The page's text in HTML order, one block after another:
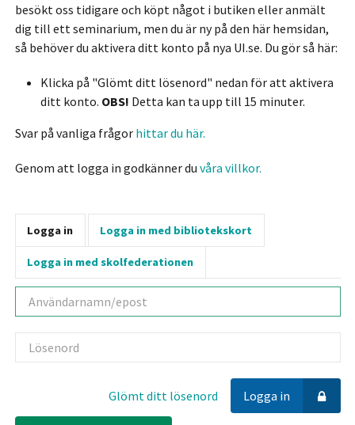
besökt oss tidigare och köpt något i butiken eller anmält
dig till ett seminarium, men du är ny på den här hemsidan,
så behöver du aktivera ditt konto på nya UI.se. Du gör så här:
Klicka på "Glömt ditt lösenord" nedan för att aktivera
ditt konto. OBS! Detta kan ta upp till 15 minuter.
Svar på vanliga frågor hittar du här.
Genom att logga in godkänner du våra villkor.
Logga in Logga in med bibliotekskort
Logga in med skolfederationen
Användarnamn
Lösenord
Logga in
Glömt ditt lösenord